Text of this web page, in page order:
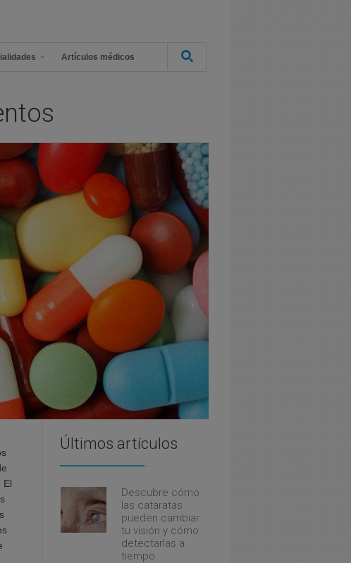
Artículos médicos
El
Últimos artículos
Descubre cómo
las cataratas
pueden cambiar
tu visión y cómo
detectarlas a
tiempo